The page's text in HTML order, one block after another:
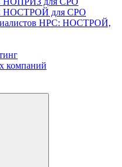
НОСТРОЙ для СРО
НРС: НОСТРОЙ,
компаний